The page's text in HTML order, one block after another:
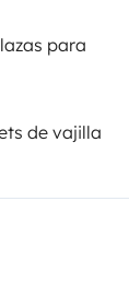
para
de vajilla